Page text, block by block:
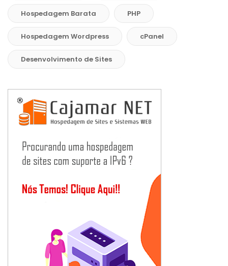
Hospedagem Barata PHP
Hospedagem Wordpress cPanel
Desenvolvimento de Sites